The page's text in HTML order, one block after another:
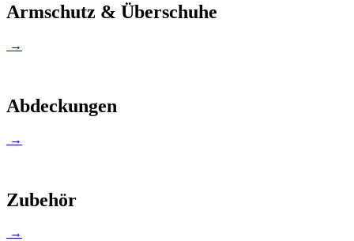
Armschutz & Überschuhe
→
Abdeckungen
→
Zubehör
→